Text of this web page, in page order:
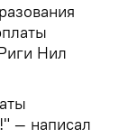
Нил
— написал